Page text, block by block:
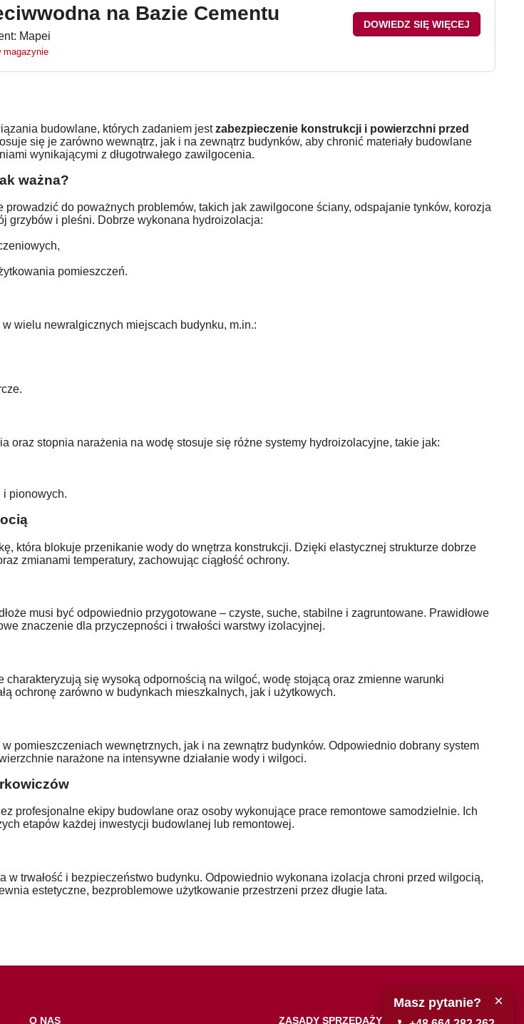
na Bazie Cementu
Mapei
DOWIEDZ SIĘ WIĘCEJ
budowlane, których zadaniem jestzabezpieczenie konstrukcji i powierzchni przed
się je zarówno wewnątrz, jak i na zewnątrz budynków, aby chronić materiały budowlane
wynikającymi z długotrwałego zawilgocenia.
ważna?
do poważnych problemów, takich jak zawilgocone ściany, odspajanie tynków, korozja
grzybów i pleśni. Dobrze wykonana hydroizolacja:
pomieszczeń.
wielu newralgicznych miejscach budynku, m.in.:
oraz stopnia narażenia na wodę stosuje się różne systemy hydroizolacyjne, takie jak:
i pionowych.
która blokuje przenikanie wody do wnętrza konstrukcji. Dzięki elastycznej strukturze dobrze
zmianami temperatury, zachowując ciągłość ochrony.
musi być odpowiednio przygotowane – czyste, suche, stabilne i zagruntowane. Prawidłowe
znaczenie dla przyczepności i trwałości warstwy izolacyjnej.
charakteryzują się wysoką odpornością na wilgoć, wodę stojącą oraz zmienne warunki
ochronę zarówno w budynkach mieszkalnych, jak i użytkowych.
pomieszczeniach wewnętrznych, jak i na zewnątrz budynków. Odpowiednio dobrany system
narażone na intensywne działanie wody i wilgoci.
profesjonalne ekipy budowlane oraz osoby wykonujące prace remontowe samodzielnie. Ich
etapów każdej inwestycji budowlanej lub remontowej.
w trwałość i bezpieczeństwo budynku. Odpowiednio wykonana izolacja chroni przed wilgocią,
estetyczne, bezproblemowe użytkowanie przestrzeni przez długie lata.
O NAS ZASADY SPRZEDAŻY
×
Masz pytanie?